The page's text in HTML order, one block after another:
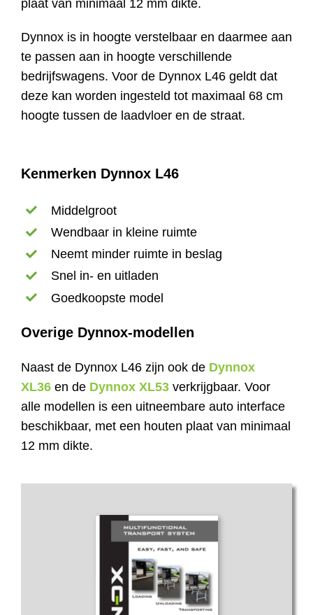
plaat van minimaal 12 mm dikte.
Dynnox is in hoogte verstelbaar en daarmee aan
te passen aan in hoogte verschillende
bedrijfswagens. Voor de Dynnox L46 geldt dat
deze kan worden ingesteld tot maximaal 68 cm
hoogte tussen de laadvloer en de straat.
Kenmerken Dynnox L46
Middelgroot
Wendbaar in kleine ruimte
Neemt minder ruimte in beslag
Snel in- en uitladen
Goedkoopste model
Overige Dynnox-modellen
Naast de Dynnox L46 zijn ook de Dynnox
XL36en de Dynnox XL53verkrijgbaar. Voor
alle modellen is een uitneembare auto interface
beschikbaar, met een houten plaat van minimaal
12 mm dikte.